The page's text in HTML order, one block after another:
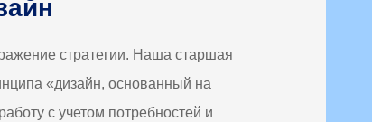
стратегии. Наша старшая
«дизайн, основанный на
с учетом потребностей и